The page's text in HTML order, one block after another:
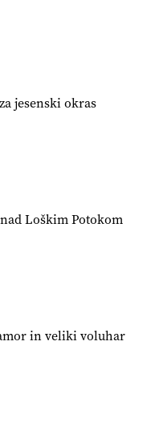
@EUAgri #IMCAP
#IMCAP #CAP
#cap #blog
jesenski okras
Loškim Potokom
in veliki voluhar